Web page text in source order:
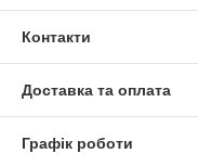
Контакти
Доставка та оплата
Графік роботи